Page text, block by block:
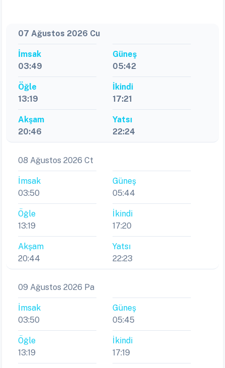
07 Ağustos 2026 Cu
İmsak
03:49
Güneş
05:42
Öğle
13:19
İkindi
17:21
Akşam
20:46
Yatsı
22:24
08 Ağustos 2026 Ct
İmsak
03:50
Güneş
05:44
Öğle
13:19
İkindi
17:20
Akşam
20:44
Yatsı
22:23
09 Ağustos 2026 Pa
İmsak
03:50
Güneş
05:45
Öğle
13:19
İkindi
17:19